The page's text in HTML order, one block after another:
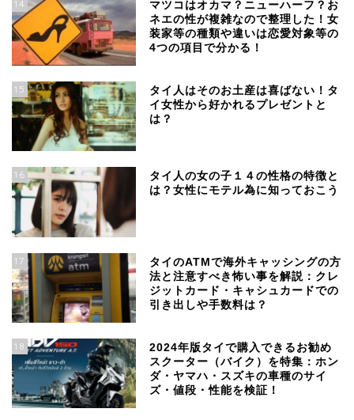
14
マツコはオカマ？ニューハーフ？お
ネエの性が複雑なので整理した！女
装家等の種類や違いは恋愛対象等の
4つの項目で分かる！
15
タイ人はそのお土産は喜ばない！タ
イ女性から好かれるプレゼントと
は？
16
タイ人の女の子１４の性格の特徴と
は？女性にモテル為に知っておこう
17
タイのATMで海外キャッシングの方
法と注意すべき怖い事を解説：クレ
ジットカード・キャシュカードでの
引き出しや手数料は？
18
2024年版タイで購入できるお勧め
スクーター（バイク）を特集：ホン
ダ・ヤマハ・スズキの車種のサイ
ズ・値段・性能を検証！